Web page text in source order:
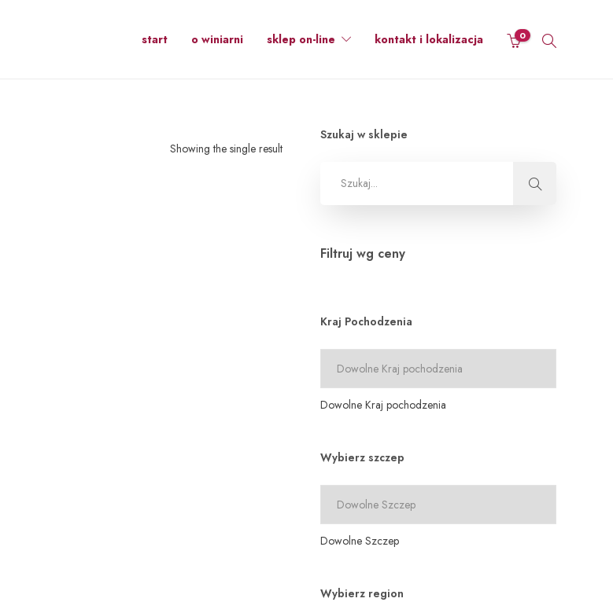
start o winiarni sklep on-line kontakt i lokalizacja 0
Showing the single result
Szukaj w sklepie
Filtruj wg ceny
Kraj Pochodzenia
Dowolne Kraj pochodzenia
Wybierz szczep
Dowolne Szczep
Wybierz region